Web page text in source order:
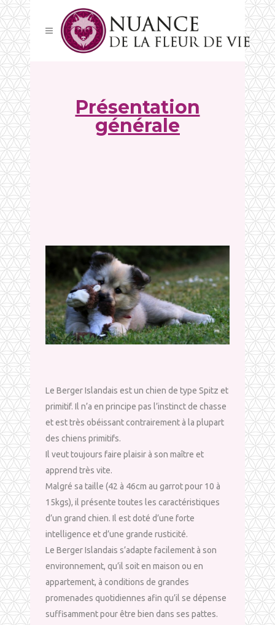
Présentation
générale
Le Berger Islandais est un chien de type Spitz et
primitif. Il n’a en principe pas l’instinct de chasse
et est très obéissant contrairement à la plupart
des chiens primitifs.
Il veut toujours faire plaisir à son maître et
apprend très vite.
Malgré sa taille (42 à 46cm au garrot pour 10 à
15kgs), il présente toutes les caractéristiques
d’un grand chien. Il est doté d’une forte
intelligence et d’une grande rusticité.
Le Berger Islandais s’adapte facilement à son
environnement, qu’il soit en maison ou en
appartement, à conditions de grandes
promenades quotidiennes afin qu’il se dépense
suffisamment pour être bien dans ses pattes.